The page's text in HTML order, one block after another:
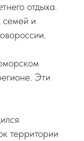
отдыха.
семей и
Эти
территории